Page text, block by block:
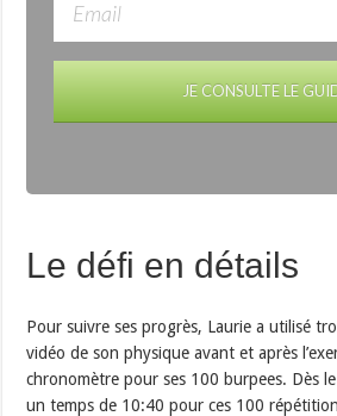
JE CONSULTE LE
Le défi en détails
Pour suivre ses progrès, Laurie a utilisé
vidéo de son physique avant et après
chronomètre pour ses 100 burpees. Dès
un temps de 10:40 pour ces 100